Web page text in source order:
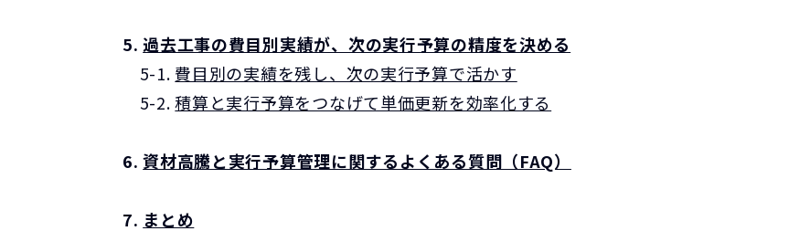
5.過去工事の費目別実績が、次の実行予算の精度を決める
5-1. 費目別の実績を残し、次の実行予算で活かす
5-2.積算と実行予算をつなげて単価更新を効率化する
6.資材高騰と実行予算管理に関するよくある質問（FAQ）
7. まとめ